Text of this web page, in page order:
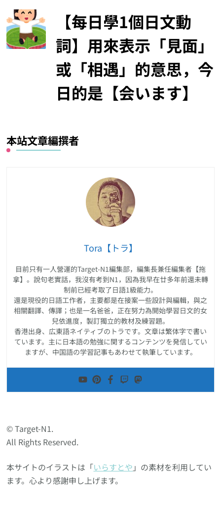
【每日學1個日文動
詞】用來表示「見面」
或「相遇」的意思，今
日的是【会います】
本站文章編撰者
Tora【トラ】
目前只有一人營運的Target-N1編集部，編集長兼任編集者【拖
拿】。說句老實話，我沒有考到N1，因為我早在廿多年前還未轉
制前已經考取了日語1級能力。
還是現役的日語工作者，主要都是在接案一些設計與編輯，與之
相關翻譯、傳譯；也是一名爸爸，正在努力為開始學習日文的女
兒依進度，製訂獨立的教材及練習題。
香港出身、広東語ネイティブのトラです。文章は繁体字で書い
ています。主に日本語の勉強に関するコンテンツを発信してい
ますが、中国語の学習記事もあわせて執筆しています。
© Target-N1.
All Rights Reserved.
本サイトのイラストは「いらすとや 」の素材を利用してい
ます。心より感謝申し上げます。